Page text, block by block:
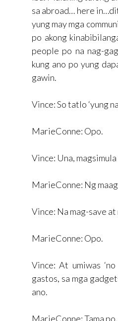
sa abroad… here
yung may mga
po akong
people po na nag-
kung ano po yung
gawin.
Vince: So tatlo ‘yung
MarieConne: Opo.
Vince: Una, magsimula
MarieConne: Ng
Vince: Na mag-save
MarieConne: Opo.
Vince: At umiwas
gastos, sa mga
ano.
MarieConne: Tama